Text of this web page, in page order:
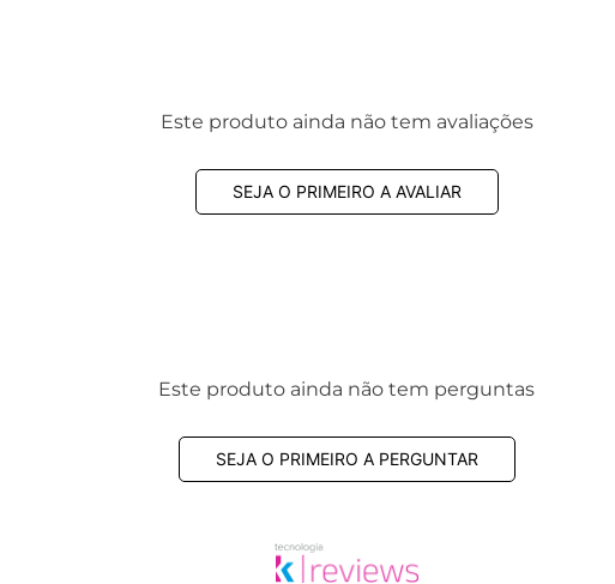
Este produto ainda não tem avaliações
SEJA O PRIMEIRO A AVALIAR
Este produto ainda não tem perguntas
SEJA O PRIMEIRO A PERGUNTAR